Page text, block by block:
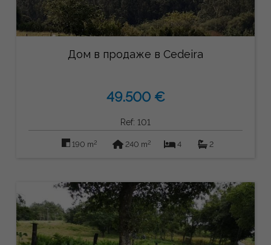
Дом в продаже в Cedeira
49.500 €
Ref: 101
190 m2 240 m2 4 2